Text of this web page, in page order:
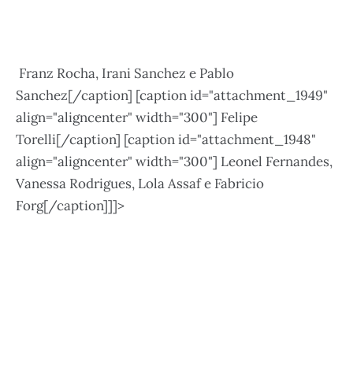
Franz Rocha, Irani Sanchez e Pablo
Sanchez[/caption] [caption id="attachment_1949"
align="aligncenter" width="300"] Felipe
Torelli[/caption] [caption id="attachment_1948"
align="aligncenter" width="300"] Leonel Fernandes,
Vanessa Rodrigues, Lola Assaf e Fabricio
Forg[/caption]]]>